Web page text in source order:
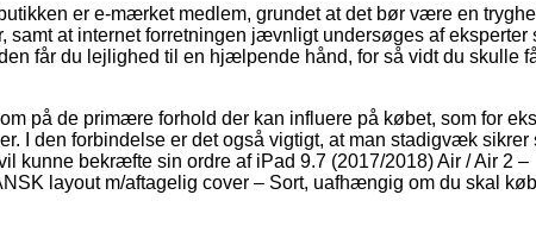
er e-mærket medlem, grundet at det bør være en
samt at internet forretningen jævnligt undersøges af eksperter
får du lejlighed til en hjælpende hånd, for så vidt du skulle
på de primære forhold der kan influere på købet, som for
I den forbindelse er det også vigtigt, at man stadigvæk sikrer
kunne bekræfte sin ordre af iPad 9.7 (2017/2018) Air / Air 2 –
layout m/aftagelig cover – Sort, uafhængig om du skal